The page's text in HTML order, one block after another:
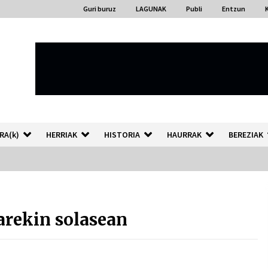
Guri buruz LAGUNAK Publi Entzun
HERRIAK HISTORIA HAURRAK BEREZIAK
2026/07/23
solasean